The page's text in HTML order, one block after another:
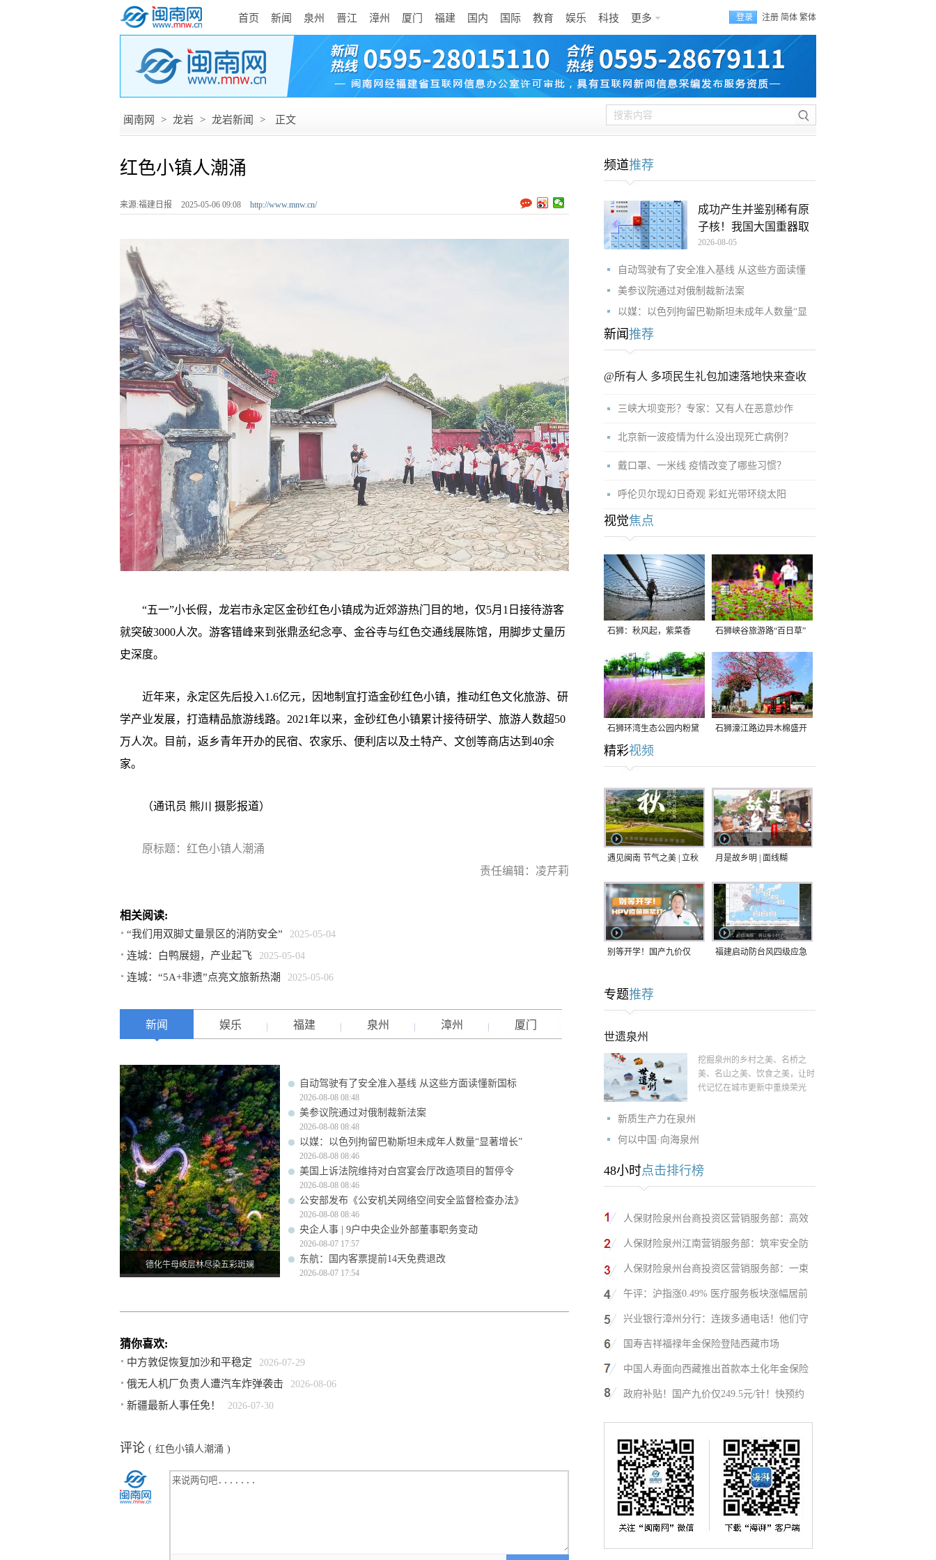
首页 新闻 泉州 晋江 漳州 厦门 福建 国内 国际 教育 娱乐 科技 更多 登录 注册 简体 繁体
闽南网 > 龙岩 > 龙岩新闻 > 正文
红色小镇人潮涌
来源:福建日报 2025-05-06 09:08 http://www.mnw.cn/
“五一”小长假，龙岩市永定区金砂红色小镇成为近郊游热门目的地，仅5月1日接待游客
就突破3000人次。游客错峰来到张鼎丞纪念亭、金谷寺与红色交通线展陈馆，用脚步丈量历
史深度。
近年来，永定区先后投入1.6亿元，因地制宜打造金砂红色小镇，推动红色文化旅游、研
学产业发展，打造精品旅游线路。2021年以来，金砂红色小镇累计接待研学、旅游人数超50
万人次。目前，返乡青年开办的民宿、农家乐、便利店以及土特产、文创等商店达到40余
家。
（通讯员 熊川 摄影报道）
原标题：红色小镇人潮涌
责任编辑：凌芹莉
相关阅读:
“我们用双脚丈量景区的消防安全” 2025-05-04
连城：白鸭展翅，产业起飞 2025-05-04
连城：“5A+非遗”点亮文旅新热潮 2025-05-06
新闻 娱乐 福建 泉州 漳州 厦门
德化牛母岐层林尽染五彩斑斓
自动驾驶有了安全准入基线 从这些方面读懂新国标
2026-08-08 08:48
美参议院通过对俄制裁新法案
2026-08-08 08:48
以媒：以色列拘留巴勒斯坦未成年人数量“显著增长”
2026-08-08 08:46
美国上诉法院维持对白宫宴会厅改造项目的暂停令
2026-08-08 08:46
公安部发布《公安机关网络空间安全监督检查办法》
2026-08-08 08:46
央企人事 | 9户中央企业外部董事职务变动
2026-08-07 17:57
东航：国内客票提前14天免费退改
2026-08-07 17:54
猜你喜欢:
中方敦促恢复加沙和平稳定 2026-07-29
俄无人机厂负责人遭汽车炸弹袭击 2026-08-06
新疆最新人事任免！ 2026-07-30
评论 ( 红色小镇人潮涌 )
频道推荐
成功产生并鉴别稀有原
子核！我国大国重器取
2026-08-05
自动驾驶有了安全准入基线 从这些方面读懂
美参议院通过对俄制裁新法案
以媒：以色列拘留巴勒斯坦未成年人数量“显
新闻 推荐
@所有人 多项民生礼包加速落地快来查收
三峡大坝变形？专家：又有人在恶意炒作
北京新一波疫情为什么没出现死亡病例？
戴口罩、一米线 疫情改变了哪些习惯？
呼伦贝尔现幻日奇观 彩虹光带环绕太阳
视觉焦点
石狮：秋风起，紫菜香 石狮峡谷旅游路“百日草”
争相斗艳
石狮环湾生态公园内粉黛
乱子草盛放
石狮濠江路边异木棉盛开
精彩视频
遇见闽南 节气之美 | 立秋 月是故乡明 | 面线糊
别等开学！国产九价仅
紧打
福建启动防台风四级应急
专题推荐
世遗泉州
挖掘泉州的乡村之美、名桥之
美、名山之美、饮食之美，让时
代记忆在城市更新中重焕荣光
新质生产力在泉州
何以中国·向海泉州
48小时点击排行榜
人保财险泉州台商投资区营销服务部：高效
人保财险泉州江南营销服务部：筑牢安全防
人保财险泉州台商投资区营销服务部：一束
午评：沪指涨0.49% 医疗服务板块涨幅居前
兴业银行漳州分行：连拨多通电话！他们守
国寿吉祥福禄年金保险登陆西藏市场
中国人寿面向西藏推出首款本土化年金保险
政府补贴！国产九价仅249.5元/针！快预约